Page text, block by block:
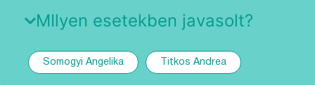
MIlyen esetekben javasolt?
Somogyi Angelika Titkos Andrea